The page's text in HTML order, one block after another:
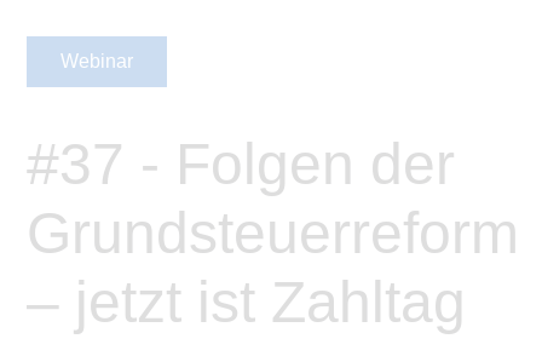
Webinar
#37 - Folgen der
Grundsteuerreform
– jetzt ist Zahltag